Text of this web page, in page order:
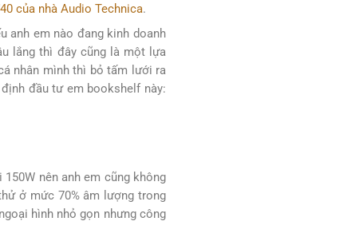
của nhà Audio Technica.
anh em nào đang kinh doanh
lắng thì đây cũng là một lựa
nhân mình thì bỏ tấm lưới ra
đầu tư em bookshelf này:
nên anh em cũng không
ở mức 70% âm lượng trong
hình nhỏ gọn nhưng công